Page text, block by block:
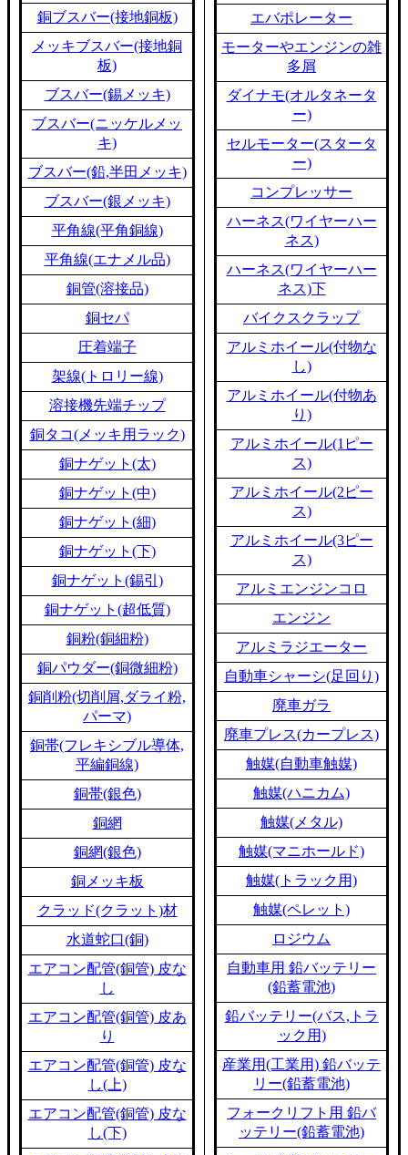
銅ブスバー(接地銅板)
メッキブスバー(接地銅
板)
ブスバー(錫メッキ)
ブスバー(ニッケルメッ
キ)
ブスバー(鉛,半田メッキ)
ブスバー(銀メッキ)
平角線(平角銅線)
平角線(エナメル品)
銅管(溶接品)
銅セパ
圧着端子
架線(トロリー線)
溶接機先端チップ
銅タコ(メッキ用ラック)
銅ナゲット(太)
銅ナゲット(中)
銅ナゲット(細)
銅ナゲット(下)
銅ナゲット(錫引)
銅ナゲット(超低質)
銅粉(銅細粉)
銅パウダー(銅微細粉)
銅削粉(切削屑,ダライ粉,
パーマ)
銅帯(フレキシブル導体,
平編銅線)
銅帯(銀色)
銅網
銅網(銀色)
銅メッキ板
クラッド(クラット)材
水道蛇口(銅)
エアコン配管(銅管) 皮な
し
エアコン配管(銅管) 皮あ
り
エアコン配管(銅管) 皮な
し(上)
エアコン配管(銅管) 皮な
し(下)
エバポレーター
モーターやエンジンの雑
多屑
ダイナモ(オルタネータ
ー)
セルモーター(スタータ
ー)
コンプレッサー
ハーネス(ワイヤーハー
ネス)
ハーネス(ワイヤーハー
ネス)下
バイクスクラップ
アルミホイール(付物な
し)
アルミホイール(付物あ
り)
アルミホイール(1ピー
ス)
アルミホイール(2ピー
ス)
アルミホイール(3ピー
ス)
アルミエンジンコロ
エンジン
アルミラジエーター
自動車シャーシ(足回り)
廃車ガラ
廃車プレス(カープレス)
触媒(自動車触媒)
触媒(ハニカム)
触媒(メタル)
触媒(マニホールド)
触媒(トラック用)
触媒(ペレット)
ロジウム
自動車用 鉛バッテリー
(鉛蓄電池)
鉛バッテリー(バス,トラ
ック用)
産業用(工業用) 鉛バッテ
リー(鉛蓄電池)
フォークリフト用 鉛バ
ッテリー(鉛蓄電池)